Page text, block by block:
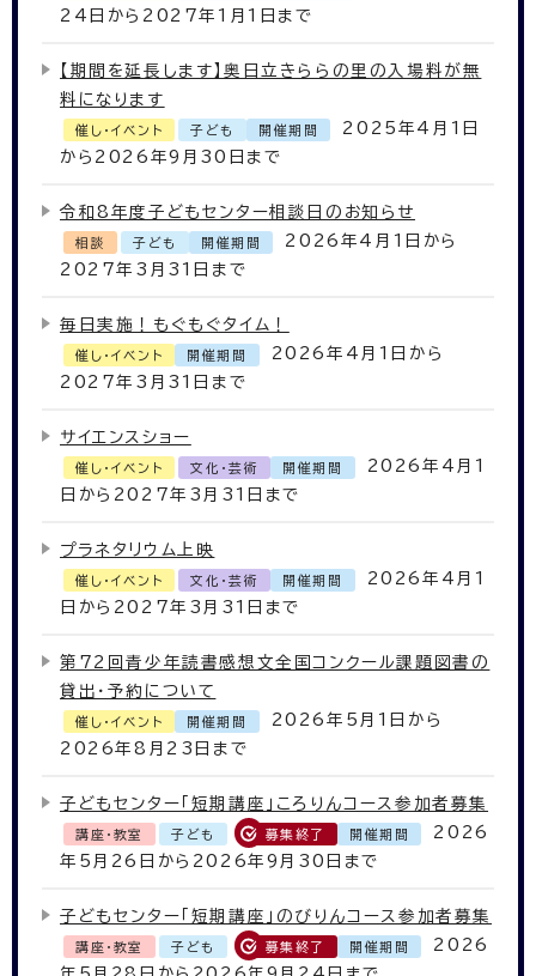
24日から2027年1月1日まで
【期間を延長します】奥日立きららの里の入場料が無
料になります
催し・イベント 子ども 開催期間
2025年4月1日
から2026年9月30日まで
令和8年度子どもセンター相談日のお知らせ
相談 子ども 開催期間
2026年4月1日から
2027年3月31日まで
毎日実施！もぐもぐタイム！
催し・イベント 開催期間
2026年4月1日から
2027年3月31日まで
サイエンスショー
催し・イベント 文化・芸術 開催期間
2026年4月1
日から2027年3月31日まで
プラネタリウム上映
催し・イベント 文化・芸術 開催期間
2026年4月1
日から2027年3月31日まで
第72回青少年読書感想文全国コンクール課題図書の
貸出・予約について
催し・イベント 開催期間
2026年5月1日から
2026年8月23日まで
子どもセンター「短期講座」ころりんコース参加者募集
講座・教室 子ども 募集終了 開催期間
2026
年5月26日から2026年9月30日まで
子どもセンター「短期講座」のびりんコース参加者募集
講座・教室 子ども 募集終了 開催期間
2026